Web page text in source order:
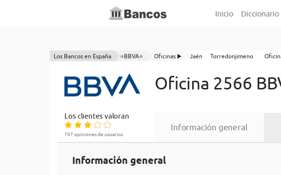
Inicio Diccionario
Los Bancos en España ⭐BBVA⭐ Oficinas ▶️ Jaén Torredonjimeno
Oficina 2566
Los clientes valoran
707 opiniones de usuarios
Información general
Información general